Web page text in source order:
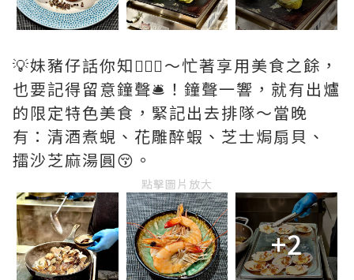
💡妹豬仔話你知💁🏻‍♀️～忙著享用美食之餘，
也要記得留意鐘聲🛎️！鐘聲一響，就有出爐
的限定特色美食，緊記出去排隊～當晚
有：清酒煮蜆、花雕醉蝦、芝士焗扇貝、
擂沙芝麻湯圓😚。
點擊圖片放大
+2